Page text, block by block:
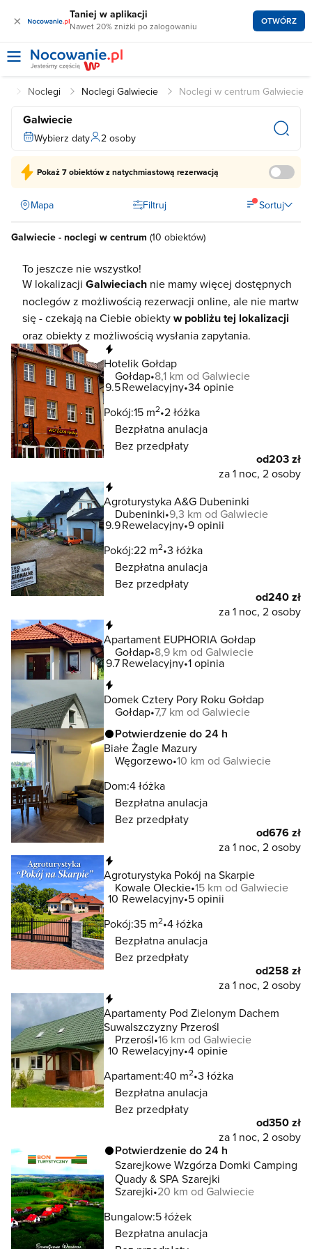
× Taniej w aplikacji
Nawet 20% zniżki po zalogowaniu OTWÓRZ
Noclegi Noclegi Galwiecie Noclegi w centrum Galwiecie
Galwiecie
Wybierz daty 2 osoby
Pokaż7 obiektówz natychmiastową rezerwacją
Mapa Filtruj Sortuj
Galwiecie - noclegi w centrum (10 obiektów)
To jeszcze nie wszystko!
W lokalizacji Galwieciach nie mamy więcej dostępnych
noclegów z możliwością rezerwacji online, ale nie martw
się - czekają na Ciebie obiektyw pobliżu tej lokalizacji
oraz obiekty z możliwością wysłania zapytania.
Hotelik Gołdap
Gołdap 8,1 km od Galwiecie
9.5Rewelacyjny 34 opinie
Pokój:15 m2 2 łóżka
Bezpłatna anulacja
Bez przedpłaty
od203 zł
za 1 noc, 2 osoby
Agroturystyka A&G Dubeninki
Dubeninki 9,3 km od Galwiecie
9.9Rewelacyjny 9 opinii
Pokój:22 m2 3 łóżka
Bezpłatna anulacja
Bez przedpłaty
od240 zł
za 1 noc, 2 osoby
Apartament EUPHORIA Gołdap
Gołdap 8,9 km od Galwiecie
9.7Rewelacyjny 1 opinia
Domek Cztery Pory Roku Gołdap
Gołdap 7,7 km od Galwiecie
Potwierdzenie do 24 h
Białe Żagle Mazury
Węgorzewo 10 km od Galwiecie
Dom:4 łóżka
Bezpłatna anulacja
Bez przedpłaty
od676 zł
za 1 noc, 2 osoby
Agroturystyka Pokój na Skarpie
Kowale Oleckie 15 km od Galwiecie
10 Rewelacyjny 5 opinii
Pokój:35 m2 4 łóżka
Bezpłatna anulacja
Bez przedpłaty
od258 zł
za 1 noc, 2 osoby
Apartamenty Pod Zielonym Dachem
Suwalszczyzny Przerośl
Przerośl 16 km od Galwiecie
10 Rewelacyjny 4 opinie
Apartament:40 m2 3 łóżka
Bezpłatna anulacja
Bez przedpłaty
od350 zł
za 1 noc, 2 osoby
Potwierdzenie do 24 h
Szarejkowe Wzgórza Domki Camping
Quady & SPA Szarejki
Szarejki 20 km od Galwiecie
Bungalow:5 łóżek
Bezpłatna anulacja